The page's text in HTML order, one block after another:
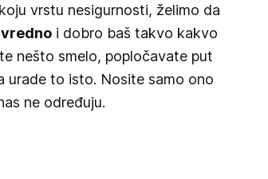
vrstu nesigurnosti, želimo da
vredno i dobro baš takvo kakvo
nešto smelo, popločavate put
urade to isto. Nosite samo ono
ne određuju.